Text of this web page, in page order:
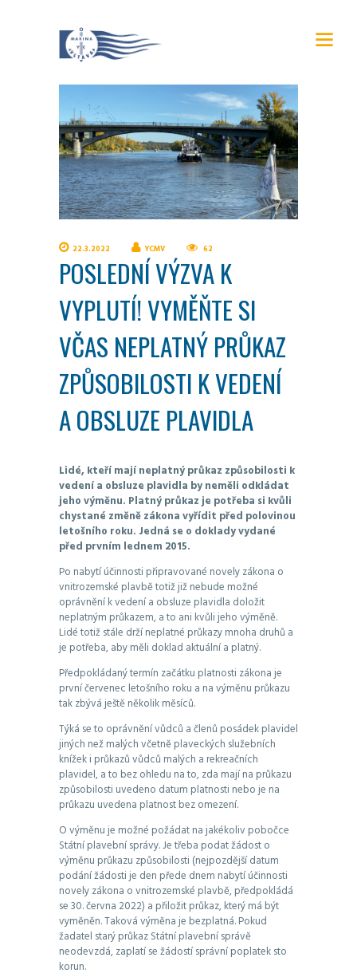
22.3.2022 YCMV 62
POSLEDNÍ VÝZVA K
VYPLUTÍ! VYMĚŇTE SI
VČAS NEPLATNÝ PRŮKAZ
ZPŮSOBILOSTI K VEDENÍ
A OBSLUZE PLAVIDLA
Lidé, kteří mají neplatný průkaz způsobilosti k
vedení a obsluze plavidla by neměli odkládat
jeho výměnu. Platný průkaz je potřeba si kvůli
chystané změně zákona vyřídit před polovinou
letošního roku. Jedná se o doklady vydané
před prvním lednem 2015.
Po nabytí účinnosti připravované novely zákona o
vnitrozemské plavbě totiž již nebude možné
oprávnění k vedení a obsluze plavidla doložit
neplatným průkazem, a to ani kvůli jeho výměně.
Lidé totiž stále drží neplatné průkazy mnoha druhů a
je potřeba, aby měli doklad aktuální a platný.
Předpokládaný termín začátku platnosti zákona je
první červenec letošního roku a na výměnu průkazu
tak zbývá ještě několik měsíců.
Týká se to oprávnění vůdců a členů posádek plavidel
jiných než malých včetně plaveckých služebních
knížek i průkazů vůdců malých a rekreačních
plavidel, a to bez ohledu na to, zda mají na průkazu
způsobilosti uvedeno datum platnosti nebo je na
průkazu uvedena platnost bez omezení.
O výměnu je možné požádat na jakékoliv pobočce
Státní plavební správy. Je třeba podat žádost o
výměnu průkazu způsobilosti (nejpozdější datum
podání žádosti je den přede dnem nabytí účinnosti
novely zákona o vnitrozemské plavbě, předpokládá
se 30. června 2022) a přiložit průkaz, který má být
vyměněn. Taková výměna je bezplatná. Pokud
žadatel starý průkaz Státní plavební správě
neodevzdá, zaplatí se žádostí správní poplatek sto
korun.